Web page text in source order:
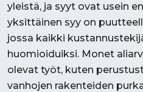
yleistä, ja syyt ovat usein
yksittäinen syy on
jossa kaikki
huomioiduiksi. Monet
olevat työt, kuten
vanhojen rakenteiden